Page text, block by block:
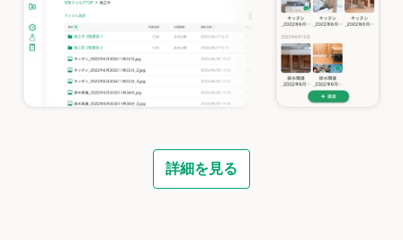
詳細を見る